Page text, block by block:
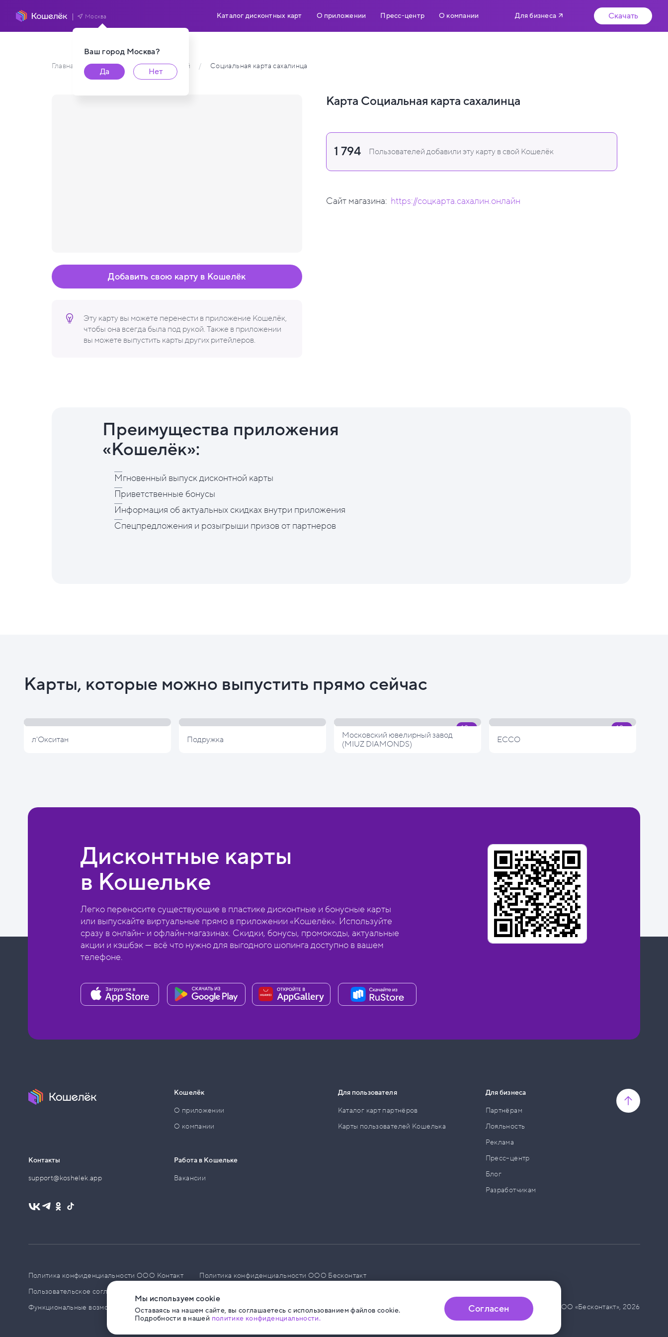
Ваш город Москва?
Да
Нет
Москва Каталог дисконтных карт О приложении Пресс-центр О компании Для бизнеса Скачать
Главная / Каталог карт пользователей / Социальная карта сахалинца
Эту карту вы можете перенести в приложение Кошелёк,
чтобы она всегда была под рукой. Также в приложении
вы можете выпустить карты других ритейлеров.
Добавить свою карту в Кошелёк
Карта Социальная карта сахалинца
1 794 Пользователей добавили эту карту в свой Кошелёк
Сайт магазина: https://соцкарта.сахалин.онлайн
Преимущества приложения
«Кошелёк»:
Мгновенный выпуск дисконтной карты
Приветственные бонусы
Информация об актуальных скидках внутри приложения
Спецпредложения и розыгрыши призов от партнеров
Карты, которые можно выпустить прямо сейчас
л'Окситан Подружка
Московский ювелирный завод
(MIUZ DIAMONDS)
ECCO
Дисконтные карты
в Кошельке
Легко переносите существующие в пластике дисконтные и бонусные карты
или выпускайте виртуальные прямо в приложении «Кошелёк». Используйте
сразу в онлайн- и офлайн-магазинах. Скидки, бонусы, промокоды, актуальные
акции и кэшбэк — всё что нужно для выгодного шопинга доступно в вашем
телефоне.
Контакты
support@koshelek.app
Кошелёк
О приложении
О компании
Работа в Кошельке
Вакансии
Для пользователя
Каталог карт партнёров
Карты пользователей Кошелька
Для бизнеса
Партнёрам
Лояльность
Реклама
Пресс–центр
Блог
Разработчикам
Политика конфиденциальности ООО Контакт
Политика конфиденциальности ООО Бесконтакт
Пользовательское соглашение
Функциональные возможности ПО
© ООО «Бесконтакт», 2026
Мы используем cookie
Оставаясь на нашем сайте, вы соглашаетесь с использованием файлов cookie.
Подробности в нашей политике конфиденциальности.
Согласен